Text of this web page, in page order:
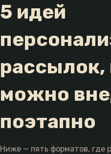
5 идей
можно
поэтапно
Ниже — пять форматов, где